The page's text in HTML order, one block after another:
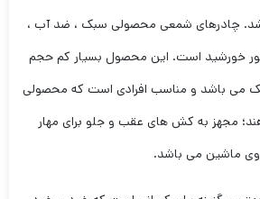
چادرهای شمعی محصولی سبک ، ضد آب ،
خورشید است. این محصول بسیار کم حجم
می باشد و مناسب افرادی است که محصولی
مجهز به کش های عقب و جلو برای مهار
روی ماشین می باشد.